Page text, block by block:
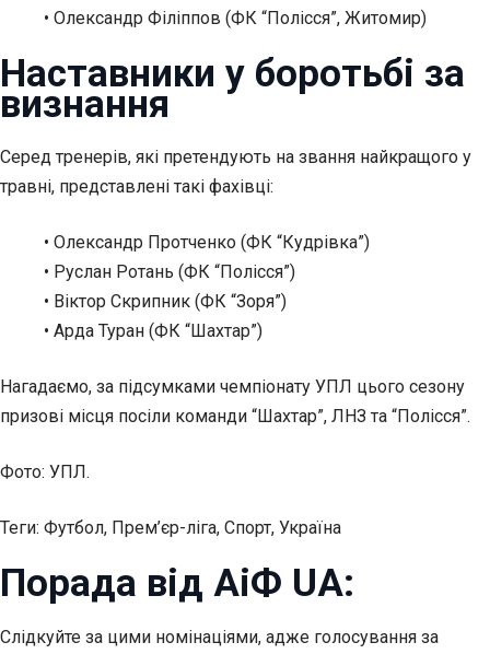
• Олександр Філіппов (ФК “Полісся”, Житомир)
Наставники у боротьбі за
визнання
Серед тренерів, які претендують на звання найкращого у
травні, представлені такі фахівці:
• Олександр Протченко (ФК “Кудрівка”)
• Руслан Ротань (ФК “Полісся”)
• Віктор Скрипник (ФК “Зоря”)
• Арда Туран (ФК “Шахтар”)
Нагадаємо, за підсумками чемпіонату УПЛ цього сезону
призові місця посіли команди “Шахтар”, ЛНЗ та “Полісся”.
Фото: УПЛ.
Теги: Футбол, Прем’єр-ліга, Спорт, Україна
Порада від АіФ UA:
Слідкуйте за цими номінаціями, адже голосування за